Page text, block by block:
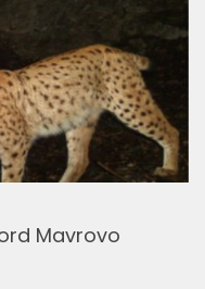
Mavrovo